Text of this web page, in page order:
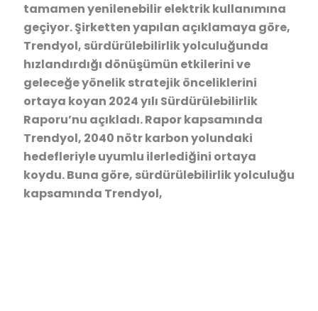
tamamen yenilenebilir elektrik kullanımına
geçiyor. Şirketten yapılan açıklamaya göre,
Trendyol, sürdürülebilirlik yolculuğunda
hızlandırdığı dönüşümün etkilerini ve
geleceğe yönelik stratejik önceliklerini
ortaya koyan 2024 yılı Sürdürülebilirlik
Raporu’nu açıkladı. Rapor kapsamında
Trendyol, 2040 nötr karbon yolundaki
hedefleriyle uyumlu ilerlediğini ortaya
koydu. Buna göre, sürdürülebilirlik yolculuğu
kapsamında Trendyol,